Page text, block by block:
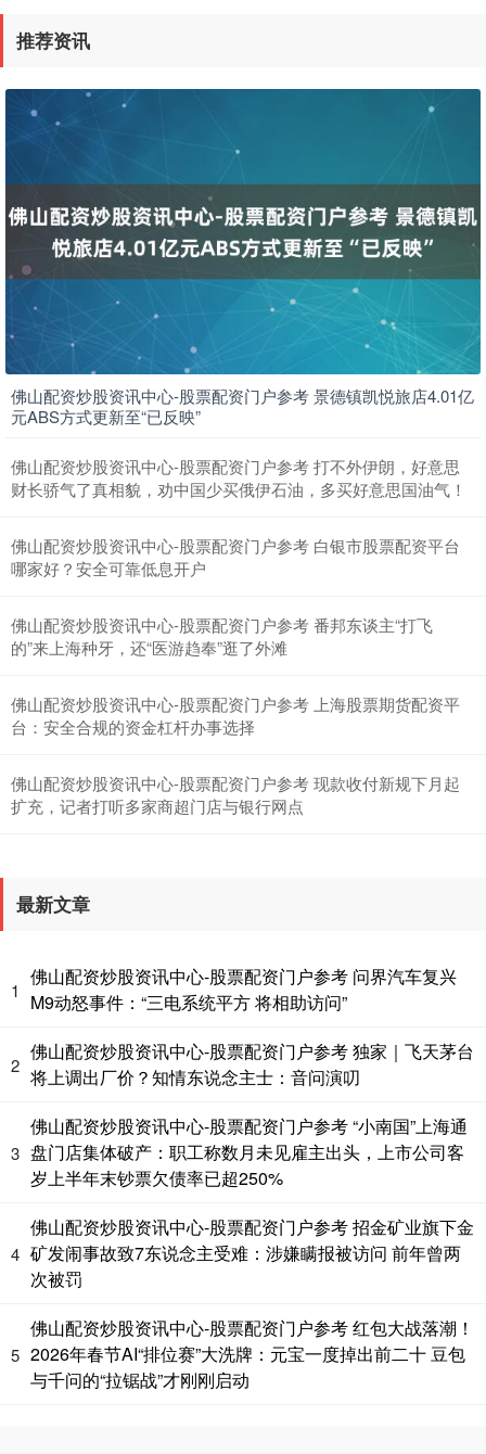
沪深300 4623.70 -34.45 -0.74%
北证50 1115.34 -4.12 -0.37%
创业板指 3467.12
国债指数
推荐资讯
佛山配资炒股资讯中心-股票配资门户参考 景德镇凯悦旅店4.01亿
元ABS方式更新至“已反映”
佛山配资炒股资讯中心-股票配资门户参考 打不外伊朗，好意思
财长骄气了真相貌，劝中国少买俄伊石油，多买好意思国油气！
佛山配资炒股资讯中心-股票配资门户参考 白银市股票配资平台
哪家好？安全可靠低息开户
佛山配资炒股资讯中心-股票配资门户参考 番邦东谈主“打飞
的”来上海种牙，还“医游趋奉”逛了外滩
佛山配资炒股资讯中心-股票配资门户参考 上海股票期货配资平
台：安全合规的资金杠杆办事选择
佛山配资炒股资讯中心-股票配资门户参考 现款收付新规下月起
扩充，记者打听多家商超门店与银行网点
最新文章
1
佛山配资炒股资讯中心-股票配资门户参考 问界汽车复兴
M9动怒事件：“三电系统平方 将相助访问”
2
佛山配资炒股资讯中心-股票配资门户参考 独家｜飞天茅台
将上调出厂价？知情东说念主士：音问演叨
3
佛山配资炒股资讯中心-股票配资门户参考 “小南国”上海通
盘门店集体破产：职工称数月未见雇主出头，上市公司客
岁上半年末钞票欠债率已超250%
4
佛山配资炒股资讯中心-股票配资门户参考 招金矿业旗下金
矿发闹事故致7东说念主受难：涉嫌瞒报被访问 前年曾两
次被罚
5
佛山配资炒股资讯中心-股票配资门户参考 红包大战落潮！
2026年春节AI“排位赛”大洗牌：元宝一度掉出前二十 豆包
与千问的“拉锯战”才刚刚启动